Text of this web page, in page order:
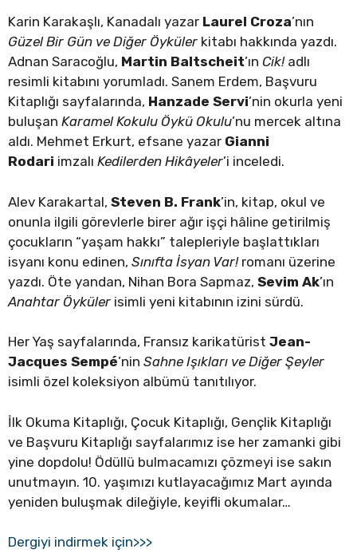
Karin Karakaşlı, Kanadalı yazar Laurel Croza’nın
Güzel Bir Gün ve Diğer Öyküler kitabı hakkında yazdı.
Adnan Saracoğlu, Martin Baltscheit’ın Cik!adlı
resimli kitabını yorumladı. Sanem Erdem, Başvuru
Kitaplığı sayfalarında, Hanzade Servi’nin okurla yeni
buluşan Karamel Kokulu Öykü Okulu’nu mercek altına
aldı. Mehmet Erkurt, efsane yazar Gianni
Rodari imzalı Kedilerden Hikâyeler’i inceledi.
Alev Karakartal, Steven B. Frank’in, kitap, okul ve
onunla ilgili görevlerle birer ağır işçi hâline getirilmiş
çocukların “yaşam hakkı” talepleriyle başlattıkları
isyanı konu edinen, Sınıfta İsyan Var!romanı üzerine
yazdı. Öte yandan, Nihan Bora Sapmaz, Sevim Ak’ın
Anahtar Öyküler isimli yeni kitabının izini sürdü.
Her Yaş sayfalarında, Fransız karikatürist Jean-
Jacques Sempé’nin Sahne Işıkları ve Diğer Şeyler
isimli özel koleksiyon albümü tanıtılıyor.
İlk Okuma Kitaplığı, Çocuk Kitaplığı, Gençlik Kitaplığı
ve Başvuru Kitaplığı sayfalarımız ise her zamanki gibi
yine dopdolu! Ödüllü bulmacamızı çözmeyi ise sakın
unutmayın. 10. yaşımızı kutlayacağımız Mart ayında
yeniden buluşmak dileğiyle, keyifli okumalar…
Dergiyi indirmek için>>>